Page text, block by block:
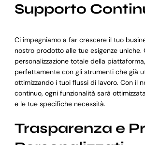
Supporto
Ci impegniamo a far crescere il tuo
nostro prodotto alle tue esigenze uniche.
personalizzazione totale della
perfettamente con gli strumenti che già
ottimizzando i tuoi flussi di lavoro. Con il
continuo, ogni funzionalità sarà
e le tue specifiche necessità.
Trasparenza e